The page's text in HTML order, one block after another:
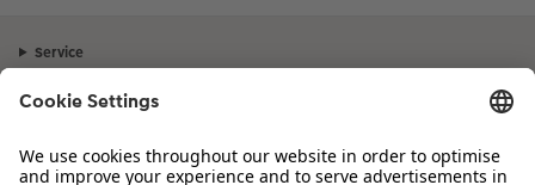
Service